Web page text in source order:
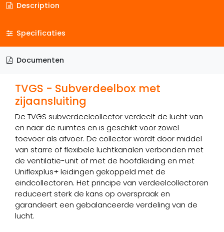
Description
Specificaties
Documenten
TVGS - Subverdeelbox met
zijaansluiting
De TVGS subverdeelcollector verdeelt de lucht van
en naar de ruimtes en is geschikt voor zowel
toevoer als afvoer. De collector wordt door middel
van starre of flexibele luchtkanalen verbonden met
de ventilatie-unit of met de hoofdleiding en met
Uniflexplus+ leidingen gekoppeld met de
eindcollectoren. Het principe van verdeelcollectoren
reduceert sterk de kans op overspraak en
garandeert een gebalanceerde verdeling van de
lucht.